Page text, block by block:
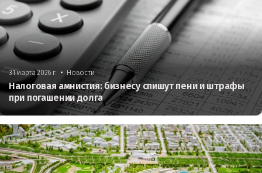
31 марта 2026 г. • Новости
Налоговая амнистия: бизнесу спишут пени и штрафы
при погашении долга